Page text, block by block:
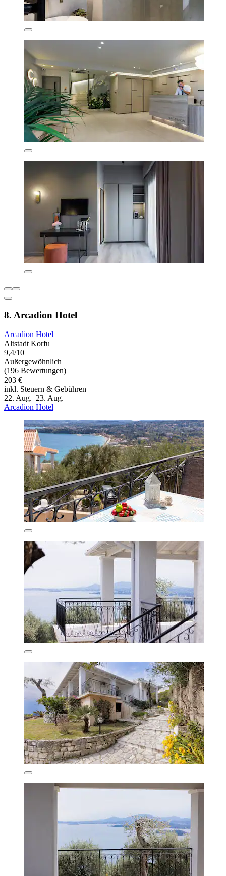
8. Arcadion Hotel
Arcadion Hotel
Altstadt Korfu
9,4/10
Außergewöhnlich
(196 Bewertungen)
203 €
inkl. Steuern & Gebühren
22. Aug.–23. Aug.
Arcadion Hotel